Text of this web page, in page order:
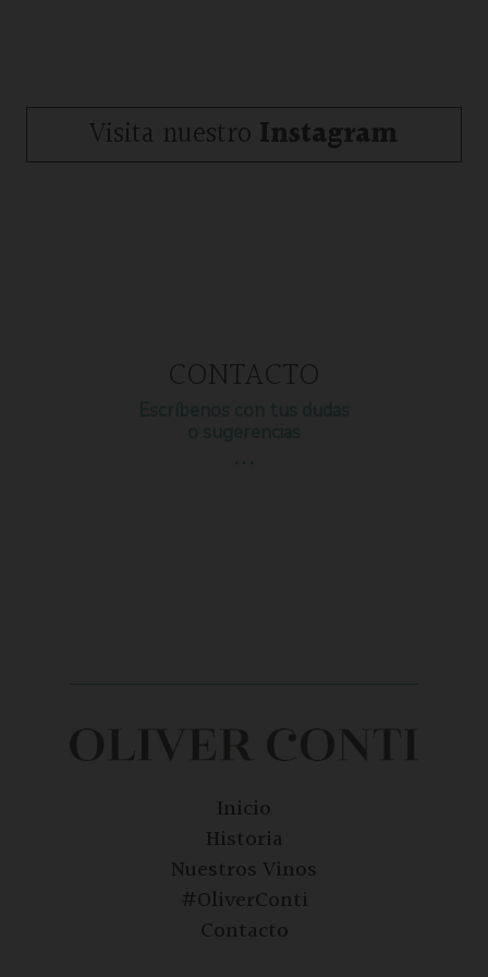
Visita nuestro Instagram
CONTACTO
Inicio
Historia
Nuestros Vinos
#OliverConti
Contacto